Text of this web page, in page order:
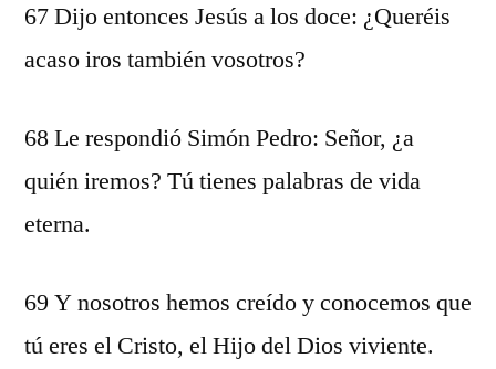
67 Dijo entonces Jesús a los doce: ¿Queréis
acaso iros también vosotros?
68 Le respondió Simón Pedro: Señor, ¿a
quién iremos? Tú tienes palabras de vida
eterna.
69 Y nosotros hemos creído y conocemos que
tú eres el Cristo, el Hijo del Dios viviente.